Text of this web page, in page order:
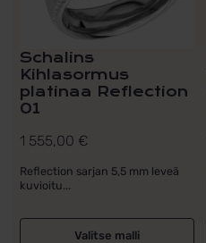
Schalins
Kihlasormus
platinaa Reflection
01
1 555,00 €
Reflection sarjan 5,5 mm leveä
kuvioitu...
Valitse malli